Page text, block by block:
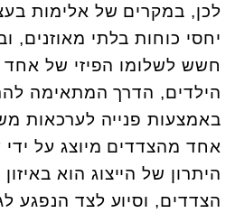
לכן, במקרים של אלימות
יחסי כוחות בלתי מאוזנים,
חשש לשלומו הפיזי של
הילדים, הדרך המתאימה
באמצעות פנייה לערכאות
אחד מהצדדים מיוצג על ידי
היתרון של הייצוג הוא
הצדדים, וסיוע לצד הנפגע